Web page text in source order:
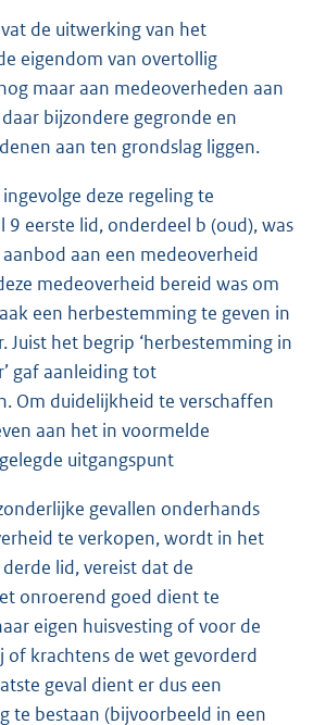
de uitwerking van het
eigendom van overtollig
maar aan medeoverheden aan
bijzondere gegronde en
aan ten grondslag liggen.
deze regeling te
9 eerste lid, onderdeel b (oud), was
aan een medeoverheid
medeoverheid bereid was om
een herbestemming te geven in
Juist het begrip ‘herbestemming in
gaf aanleiding tot
Om duidelijkheid te verschaffen
aan het in voormelde
uitgangspunt
gevallen onderhands
te verkopen, wordt in het
lid, vereist dat de
onroerend goed dient te
eigen huisvesting of voor de
of krachtens de wet gevorderd
geval dient er dus een
te bestaan (bijvoorbeeld in een